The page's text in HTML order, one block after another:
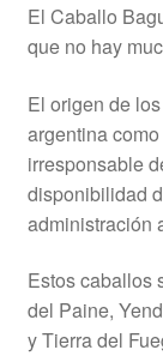
El Caballo
que no hay
El origen de
argentina
irresponsable
disponibilidad
administración
Estos caballos
del Paine,
y Tierra del